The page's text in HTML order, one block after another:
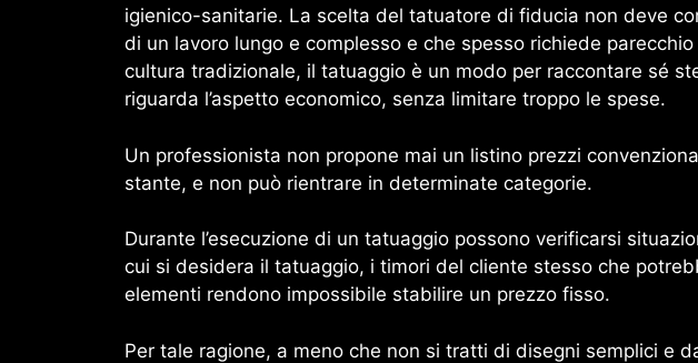
igienico-sanitarie. La scelta del tatuatore di fiducia non deve
di un lavoro lungo e complesso e che spesso richiede
cultura tradizionale, il tatuaggio è un modo per raccontare sé
riguarda l’aspetto economico, senza limitare troppo le spese.
Un professionista non propone mai un listino prezzi
stante, e non può rientrare in determinate categorie.
Durante l’esecuzione di un tatuaggio possono verificarsi
cui si desidera il tatuaggio, i timori del cliente stesso che
elementi rendono impossibile stabilire un prezzo fisso.
Per tale ragione, a meno che non si tratti di disegni semplici e